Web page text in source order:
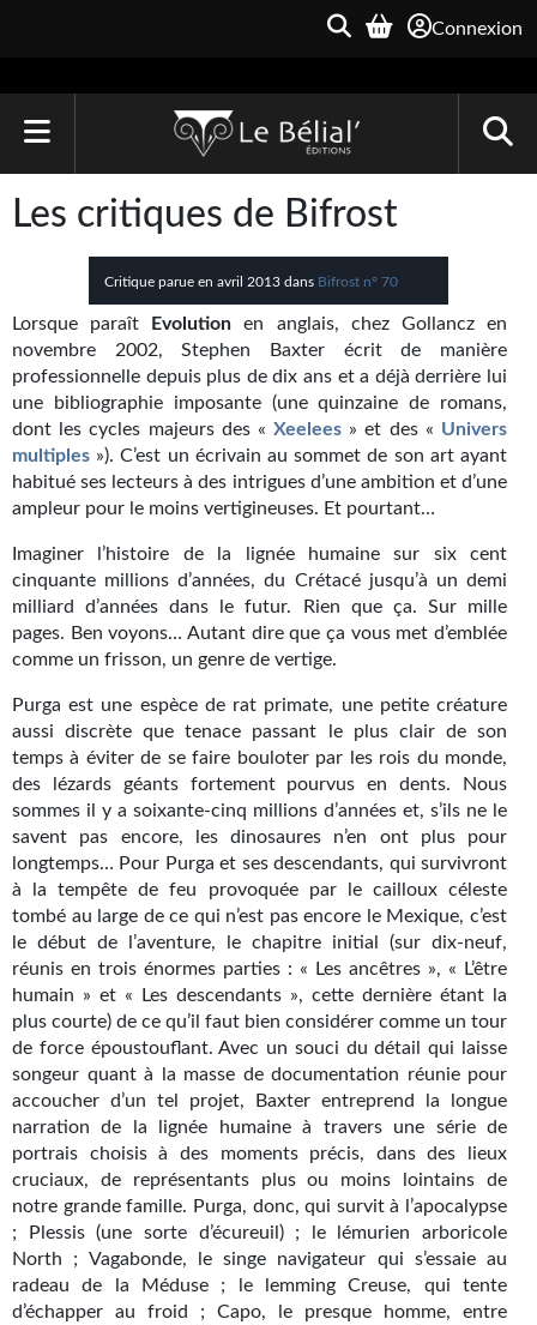
Connexion
Le Bélial'
Une Heure-Lumière
Archive du Futur
Parallaxe
Quarante-Deux
Kvasar
Pulps
Wotan
Étoiles vives
Yellow Submarine
NUMÉRIQUE
Romans et recueils
Une Heure-Lumière
Nouvelles
Bifrost
Livres audio
Gratuit
Sans DRM
BIFROST
Tous les numéros
En numérique
Les critiques de Bifrost
Critique parue en avril 2013 dans Bifrost n° 70
Lorsque paraît Evolution en anglais, chez Gollancz en
novembre 2002, Stephen Baxter écrit de manière
professionnelle depuis plus de dix ans et a déjà derrière lui
une bibliographie imposante (une quinzaine de romans,
dont les cycles majeurs des «Xeelees » et des « Univers
multiples »). C’est un écrivain au sommet de son art ayant
habitué ses lecteurs à des intrigues d’une ambition et d’une
ampleur pour le moins vertigineuses. Et pourtant…
Imaginer l’histoire de la lignée humaine sur six cent
cinquante millions d’années, du Crétacé jusqu’à un demi
milliard d’années dans le futur. Rien que ça. Sur mille
pages. Ben voyons… Autant dire que ça vous met d’emblée
comme un frisson, un genre de vertige.
Purga est une espèce de rat primate, une petite créature
aussi discrète que tenace passant le plus clair de son
temps à éviter de se faire bouloter par les rois du monde,
des lézards géants fortement pourvus en dents. Nous
sommes il y a soixante-cinq millions d’années et, s’ils ne le
savent pas encore, les dinosaures n’en ont plus pour
longtemps… Pour Purga et ses descendants, qui survivront
à la tempête de feu provoquée par le cailloux céleste
tombé au large de ce qui n’est pas encore le Mexique, c’est
le début de l’aventure, le chapitre initial (sur dix-neuf,
réunis en trois énormes parties : « Les ancêtres », « L’être
humain » et « Les descendants », cette dernière étant la
plus courte) de ce qu’il faut bien considérer comme un tour
de force époustouflant. Avec un souci du détail qui laisse
songeur quant à la masse de documentation réunie pour
accoucher d’un tel projet, Baxter entreprend la longue
narration de la lignée humaine à travers une série de
portrais choisis à des moments précis, dans des lieux
cruciaux, de représentants plus ou moins lointains de
notre grande famille. Purga, donc, qui survit à l’apocalypse
; Plessis (une sorte d’écureuil) ; le lémurien arboricole
North ; Vagabonde, le singe navigateur qui s’essaie au
radeau de la Méduse ; le lemming Creuse, qui tente
d’échapper au froid ; Capo, le presque homme, entre